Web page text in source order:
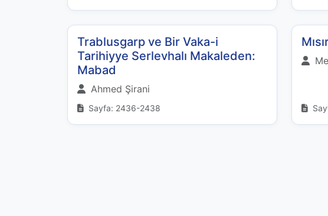
Trablusgarp ve Bir Vaka-i
Tarihiyye Serlevhalı Makaleden:
Mabad
Ahmed Şirani
Sayfa: 2436-2438